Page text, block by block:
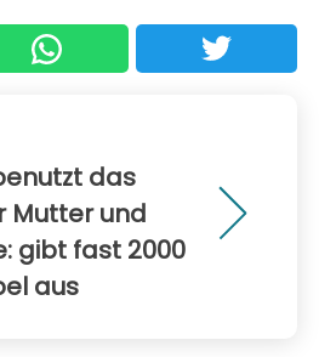
das
Mutter und
gibt fast 2000
aus